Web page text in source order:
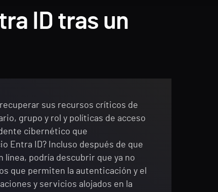
ID tras un
sus recursos críticos de
grupo y rol y políticas de acceso
cibernético que
Entra ID? Incluso después de que
línea, podría descubrir que ya no
que permiten la autenticación y el
y servicios alojados en la